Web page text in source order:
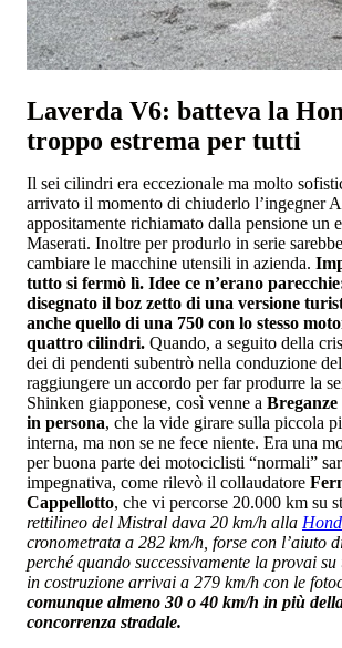
Laverda V6: batteva la
troppo estrema per tutti
Il sei cilindri era eccezionale ma molto
arrivato il momento di chiuderlo l’ingegner
appositamente richiamato dalla pensione un
Maserati. Inoltre per produrlo in serie
cambiare le macchine utensili in azienda.
tutto si fermò lì. Idee ce n’erano
disegnato il boz zetto di una versione
anche quello di una 750 con lo stesso
quattro cilindri. Quando, a seguito della
dei di pendenti subentrò nella conduzione
raggiungere un accordo per far produrre la
Shinken giapponese, così venne a
in persona, che la vide girare sulla piccola
interna, ma non se ne fece niente. Era una
per buona parte dei motociclisti “normali”
impegnativa, come rilevò il collaudatore
Cappellotto, che vi percorse 20.000 km su
rettilineo del Mistral dava 20 km/h alla
cronometrata a 282 km/h, forse con l’aiuto
perché quando successivamente la provai
in costruzione arrivai a 279 km/h con le
comunque almeno 30 o 40 km/h in più
concorrenza stradale.